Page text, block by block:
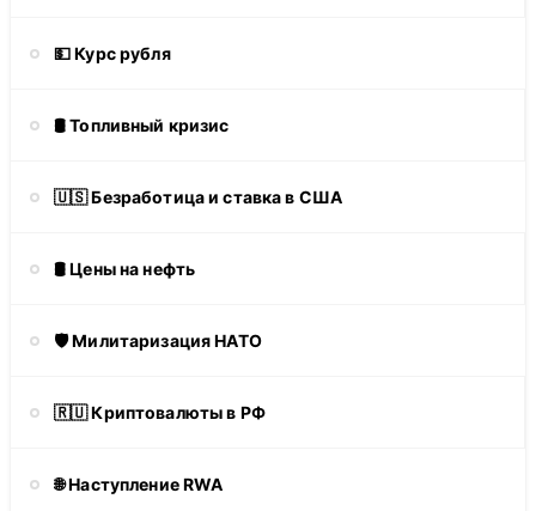
💵 Курс рубля
🛢️ Топливный кризис
🇺🇸 Безработица и ставка в США
🛢️ Цены на нефть
🛡 Милитаризация НАТО
🇷🇺 Криптовалюты в РФ
🌐 Наступление RWA